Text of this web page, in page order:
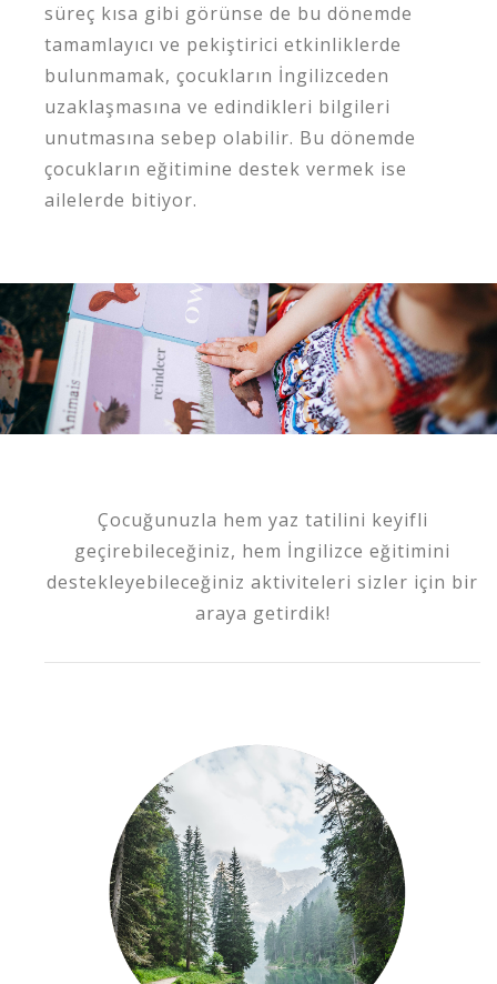
süreç kısa gibi görünse de bu dönemde
tamamlayıcı ve pekiştirici etkinliklerde
bulunmamak, çocukların İngilizceden
uzaklaşmasına ve edindikleri bilgileri
unutmasına sebep olabilir. Bu dönemde
çocukların eğitimine destek vermek ise
ailelerde bitiyor.
Çocuğunuzla hem yaz tatilini keyifli
geçirebileceğiniz, hem İngilizce eğitimini
destekleyebileceğiniz aktiviteleri sizler için bir
araya getirdik!